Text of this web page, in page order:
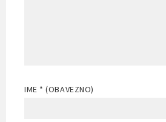
IME * (OBAVEZNO)